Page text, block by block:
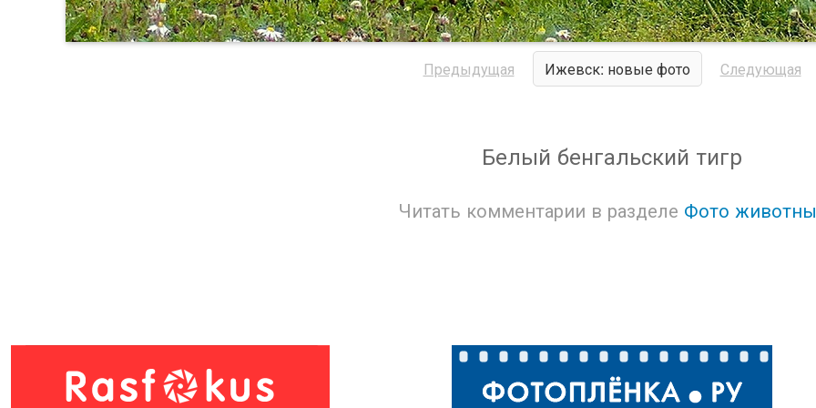
Предыдущая Ижевск: новые фото Следующая
Белый бенгальский тигр
Читать комментарии в разделе Фото